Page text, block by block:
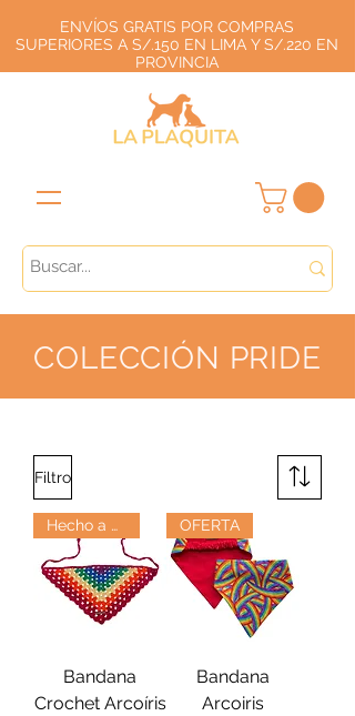
ENVÍOS GRATIS POR COMPRAS
SUPERIORES A S/.150 EN LIMA Y S/.220 EN
PROVINCIA
COLECCIÓN PRIDE
Filtro
Hecho a Mano
Bandana
Crochet Arcoíris
OFERTA
Bandana
Arcoiris